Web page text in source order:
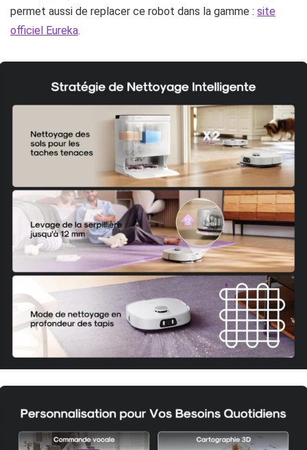
permet aussi de replacer ce robot dans la gamme : site
officiel Eureka.